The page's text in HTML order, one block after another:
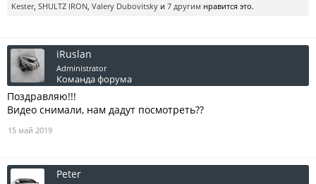
Kester, SHULTZ IRON, Valery Dubovitsky и 7 другим нравится это.
iRuslan
Administrator
Команда форума
Поздравляю!!!
Видео снимали, нам дадут посмотреть??
15 май 2019
Peter